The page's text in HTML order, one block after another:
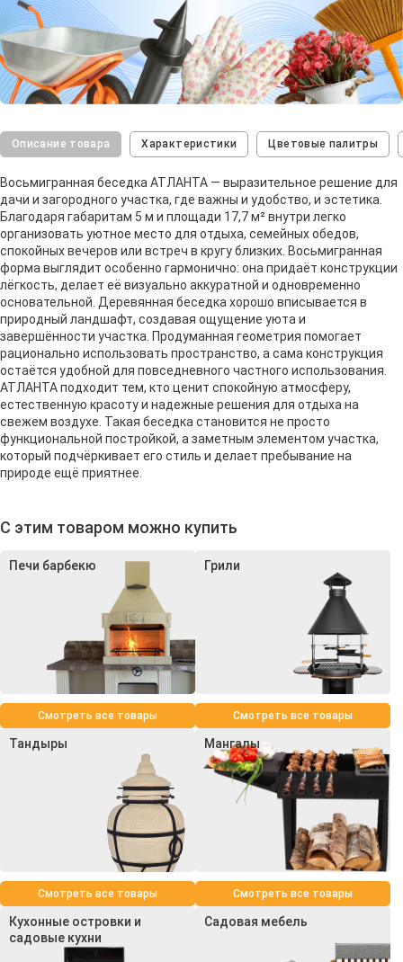
Описание товара Характеристики Цветовые палитры
Восьмигранная беседка АТЛАНТА — выразительное решение для
дачи и загородного участка, где важны и удобство, и эстетика.
Благодаря габаритам 5 м и площади 17,7 м² внутри легко
организовать уютное место для отдыха, семейных обедов,
спокойных вечеров или встреч в кругу близких. Восьмигранная
форма выглядит особенно гармонично: она придаёт конструкции
лёгкость, делает её визуально аккуратной и одновременно
основательной. Деревянная беседка хорошо вписывается в
природный ландшафт, создавая ощущение уюта и
завершённости участка. Продуманная геометрия помогает
рационально использовать пространство, а сама конструкция
остаётся удобной для повседневного частного использования.
АТЛАНТА подходит тем, кто ценит спокойную атмосферу,
естественную красоту и надежные решения для отдыха на
свежем воздухе. Такая беседка становится не просто
функциональной постройкой, а заметным элементом участка,
который подчёркивает его стиль и делает пребывание на
природе ещё приятнее.
С этим товаром можно купить
Печи барбекю
Смотреть все товары
Грили
Смотреть все товары
Тандыры
Смотреть все товары
Мангалы
Смотреть все товары
Кухонные островки и
садовые кухни
Садовая мебель